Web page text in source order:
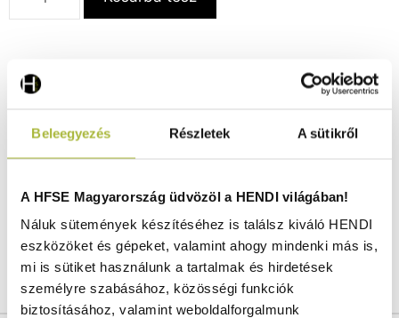
Beleegyezés Részletek A sütikről
A HFSE Magyarország üdvözöl a HENDI világában!
Náluk sütemények készítéséhez is találsz kiváló HENDI
eszközöket és gépeket, valamint ahogy mindenki más is,
mi is sütiket használunk a tartalmak és hirdetések
személyre szabásához, közösségi funkciók
biztosításához, valamint weboldalforgalmunk
Részletek
Letölthető dokumentumok
Szállítás és fizetés
Egységes méretű pizzasütéshez.